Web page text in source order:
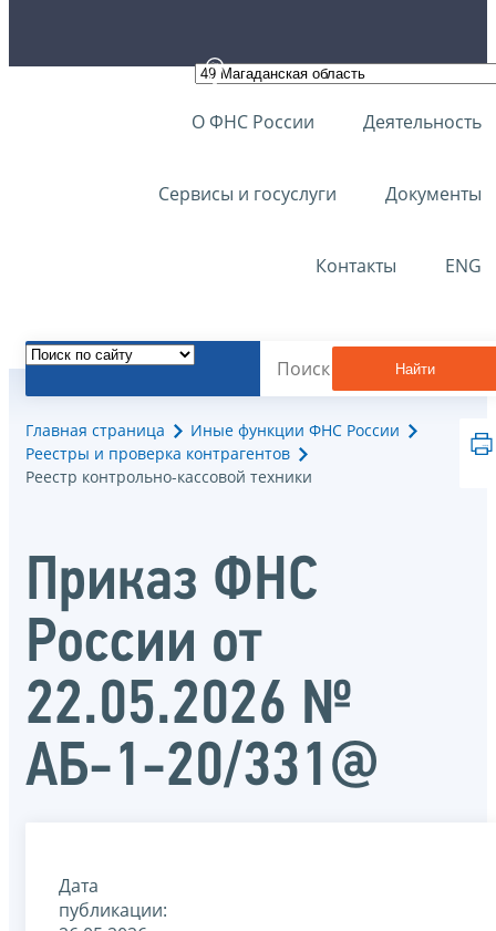
О ФНС России Деятельность
Сервисы и госуслуги Документы
Контакты ENG
Найти
Главная страница
Иные функции ФНС России
Реестры и проверка контрагентов
Реестр контрольно-кассовой техники
Приказ ФНС
России от
22.05.2026 №
АБ-1-20/331@
Дата
публикации: